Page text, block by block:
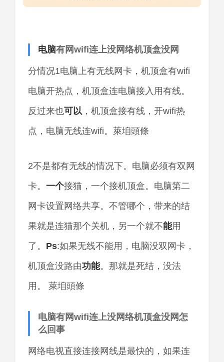
电脑有网wifi连上没网络机顶盒没网
分情况1电脑上有无线网卡，机顶盒有wifi
电脑开热点，机顶盒连电脑接入用有线。
反过来也可以 ，机顶盒接有线，开wifi热
点，电脑无线连wifi。萊垍頭條
2不是都有无线的情况下。电脑必须有双网
卡。 一个接猫，一个接机顶盒。电脑第二
网卡设置网络共享。不管哪个，带来的结
果就是连猫那个关机，另一个就不能用
了。 Ps:如果无线不能用，电脑没双网卡，
机顶盒没路由功能。那就是死结，没法
用。 萊垍頭條
电脑有网wifi连上没网络机顶盒没网怎
么回事
网络电视直接连接网线是最快的，如果连